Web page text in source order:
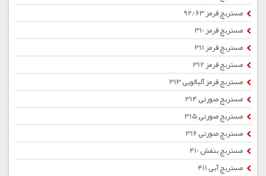
مستربچ قرمز 92/63
مستربچ قرمز 310
مستربچ قرمز 311
مستربچ قرمز 312
مستربچ قرمز آلبالویی 313
مستربچ صورتی 314
مستربچ صورتی 315
مستربچ صورتی 316
مستربچ بنفش 410
مستربچ آبی 411